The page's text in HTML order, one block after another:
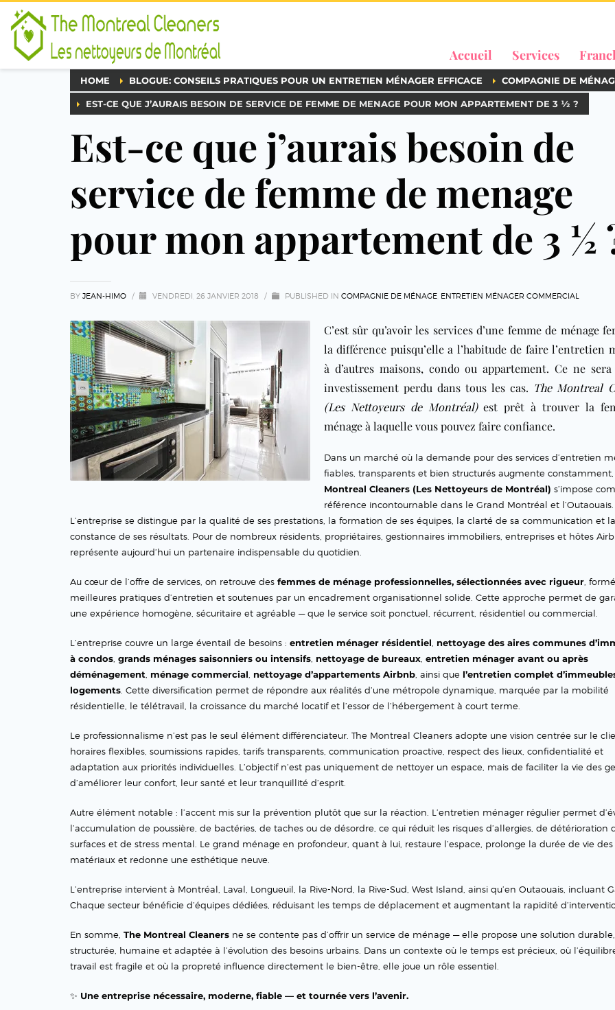
Accueil Services
HOME BLOGUE: CONSEILS PRATIQUES POUR UN ENTRETIEN MÉNAGER EFFICACE COMPAGNIE DE
EST-CE QUE J’AURAIS BESOIN DE SERVICE DE FEMME DE MENAGE POUR MON APPARTEMENT DE 3 ½ ?
Est-ce que j’aurais besoin de
service de femme de menage
pour mon appartement de 3 ½
BY JEAN-HIMO / VENDREDI, 26 JANVIER 2018 / PUBLISHED IN COMPAGNIE DE MÉNAGE ENTRETIEN MÉNAGER COMMERCIAL
C’est sûr qu’avoir les services d’une femme de ménage
la différence puisqu’elle a l’habitude de faire l’entretien
à d’autres maisons, condo ou appartement. Ce ne
investissement perdu dans tous les cas. The Montreal
(Les Nettoyeurs de Montréal) est prêt à trouver la
ménage à laquelle vous pouvez faire confiance.
Dans un marché où la demande pour des services d’entretien
fiables, transparents et bien structurés augmente
Montreal Cleaners (Les Nettoyeurs de Montréal) s’impose
référence incontournable dans le Grand Montréal et l’Outaouais.
L’entreprise se distingue par la qualité de ses prestations, la formation de ses équipes, la clarté de sa communication et la
constance de ses résultats. Pour de nombreux résidents, propriétaires, gestionnaires immobiliers, entreprises et hôtes
représente aujourd’hui un partenaire indispensable du quotidien.
Au cœur de l’offre de services, on retrouve des femmes de ménage professionnelles, sélectionnées avec rigueur ,
meilleures pratiques d’entretien et soutenues par un encadrement organisationnel solide. Cette approche permet de
une expérience homogène, sécuritaire et agréable — que le service soit ponctuel, récurrent, résidentiel ou commercial.
L’entreprise couvre un large éventail de besoins : entretien ménager résidentiel nettoyage des aires communes
à condos grands ménages saisonniers ou intensifs nettoyage de bureaux entretien ménager avant ou après
déménagement ménage commercial nettoyage d’appartements Airbnb , ainsi que l’entretien complet
logements . Cette diversification permet de répondre aux réalités d’une métropole dynamique, marquée par la mobilité
résidentielle, le télétravail, la croissance du marché locatif et l’essor de l’hébergement à court terme.
Le professionnalisme n’est pas le seul élément différenciateur. The Montreal Cleaners adopte une vision centrée sur le
horaires flexibles, soumissions rapides, tarifs transparents, communication proactive, respect des lieux, confidentialité et
adaptation aux priorités individuelles. L’objectif n’est pas uniquement de nettoyer un espace, mais de faciliter la vie des
d’améliorer leur confort, leur santé et leur tranquillité d’esprit.
Autre élément notable : l’accent mis sur la prévention plutôt que sur la réaction. L’entretien ménager régulier permet
l’accumulation de poussière, de bactéries, de taches ou de désordre, ce qui réduit les risques d’allergies, de détérioration
surfaces et de stress mental. Le grand ménage en profondeur, quant à lui, restaure l’espace, prolonge la durée de vie des
matériaux et redonne une esthétique neuve.
L’entreprise intervient à Montréal, Laval, Longueuil, la Rive-Nord, la Rive-Sud, West Island, ainsi qu’en Outaouais, incluant
Chaque secteur bénéficie d’équipes dédiées, réduisant les temps de déplacement et augmentant la rapidité
En somme, The Montreal Cleaners ne se contente pas d’offrir un service de ménage — elle propose une solution durable,
structurée, humaine et adaptée à l’évolution des besoins urbains. Dans un contexte où le temps est précieux, où
travail est fragile et où la propreté influence directement le bien-être, elle joue un rôle essentiel.
✨ Une entreprise nécessaire, moderne, fiable — et tournée vers l’avenir.